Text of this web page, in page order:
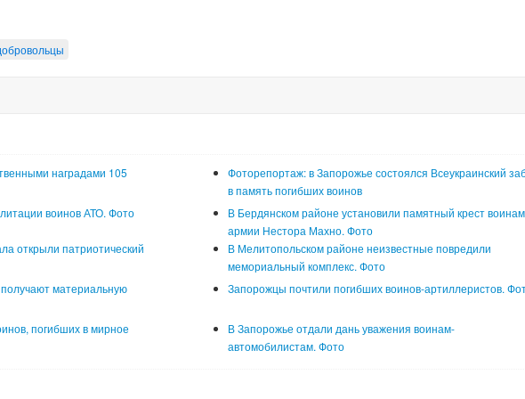
наградами 105
Фоторепортаж: в Запорожье состоялся Всеукраинский
в память погибших воинов
воинов АТО. Фото
В Бердянском районе установили памятный крест воинам
армии Нестора Махно. Фото
открыли патриотический
В Мелитопольском районе неизвестные повредили
мемориальный комплекс. Фото
материальную
Запорожцы почтили погибших воинов-артиллеристов.
погибших в мирное
В Запорожье отдали дань уважения воинам-
автомобилистам. Фото